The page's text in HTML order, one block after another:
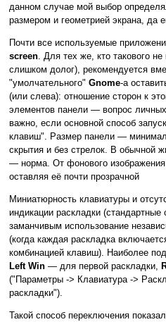
данном случае мой выбор
размером и геометрией экрана, да
Почти все используемые
screen. Для тех же, кто такового
слишком долог), рекомендуется
"умолчательного" Gnome-а
(или слева): отношение сторон к
элементов панели — вопрос
важно, если основной способ
клавиш". Размер панели —
скрытия и без стрелок. В обычной
— норма. От фонового
оставляя её почти прозрачной
Миниатюрность клавиатуры и
индикации раскладки
заманчивым использование
(когда каждая раскладка
комбинацией клавиш). Наиболее
Left Win — для первой раскладки,
("Параметры -> Клавиатура ->
раскладки").
Такой способ переключения